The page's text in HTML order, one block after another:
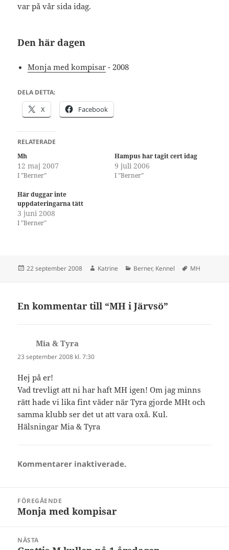
var på vår sida idag.
Den här dagen
Monja med kompisar - 2008
DELA DETTA:
X Facebook
RELATERADE
Mh
12 maj 2007
I ”Berner”
Hampus har tagit cert idag
9 juli 2006
I ”Berner”
Här duggar inte
uppdateringarna tätt
3 juni 2008
I ”Berner”
Postat
22 september 2008 Författare
Katrine Kategorier
Berner, Kennel Taggar
MH
En kommentar till “MH i Järvsö”
Mia & Tyra
23 september 2008 kl. 7:30
Hej på er!
Vad trevligt att ni har haft MH igen! Om jag minns
rätt hade vi lika fint väder när Tyra gjorde MHt och
samma klubb ser det ut att vara oxå. Kul.
Hälsningar Mia & Tyra
Kommentarer inaktiverade.
FÖREGÅENDE
Föregående
Monja med kompisar
NÄSTA